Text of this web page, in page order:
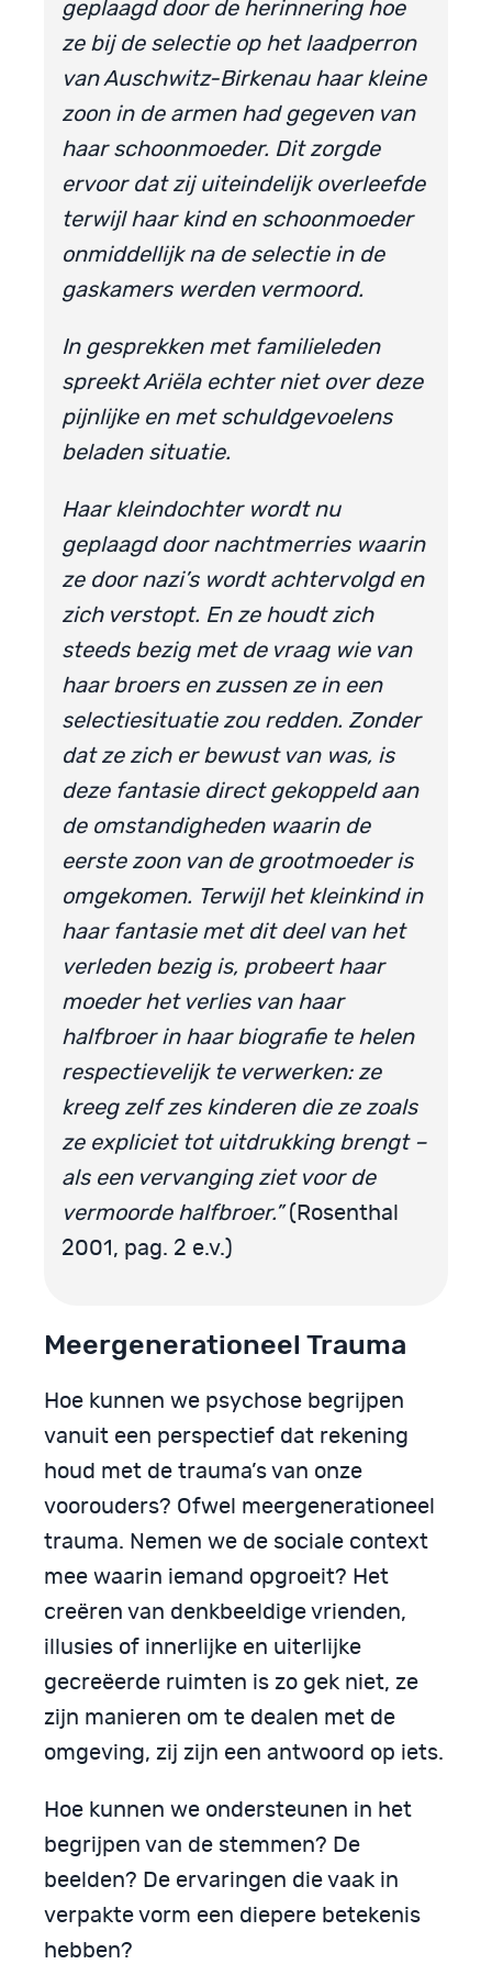
geplaagd door de herinnering hoe
ze bij de selectie op het laadperron
van Auschwitz-Birkenau haar kleine
zoon in de armen had gegeven van
haar schoonmoeder. Dit zorgde
ervoor dat zij uiteindelijk overleefde
terwijl haar kind en schoonmoeder
onmiddellijk na de selectie in de
gaskamers werden vermoord.
In gesprekken met familieleden
spreekt Ariëla echter niet over deze
pijnlijke en met schuldgevoelens
beladen situatie.
Haar kleindochter wordt nu
geplaagd door nachtmerries waarin
ze door nazi’s wordt achtervolgd en
zich verstopt. En ze houdt zich
steeds bezig met de vraag wie van
haar broers en zussen ze in een
selectiesituatie zou redden. Zonder
dat ze zich er bewust van was, is
deze fantasie direct gekoppeld aan
de omstandigheden waarin de
eerste zoon van de grootmoeder is
omgekomen. Terwijl het kleinkind in
haar fantasie met dit deel van het
verleden bezig is, probeert haar
moeder het verlies van haar
halfbroer in haar biografie te helen
respectievelijk te verwerken: ze
kreeg zelf zes kinderen die ze zoals
ze expliciet tot uitdrukking brengt –
als een vervanging ziet voor de
vermoorde halfbroer.”(Rosenthal
2001, pag. 2 e.v.)
Meergenerationeel Trauma
Hoe kunnen we psychose begrijpen
vanuit een perspectief dat rekening
houd met de trauma’s van onze
voorouders? Ofwel meergenerationeel
trauma. Nemen we de sociale context
mee waarin iemand opgroeit? Het
creëren van denkbeeldige vrienden,
illusies of innerlijke en uiterlijke
gecreëerde ruimten is zo gek niet, ze
zijn manieren om te dealen met de
omgeving, zij zijn een antwoord op iets.
Hoe kunnen we ondersteunen in het
begrijpen van de stemmen? De
beelden? De ervaringen die vaak in
verpakte vorm een diepere betekenis
hebben?